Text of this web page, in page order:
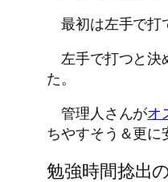
最初は左手で打
左手で打つと決
た。
管理人さんがオ
ちやすそう＆更に
勉強時間捻出